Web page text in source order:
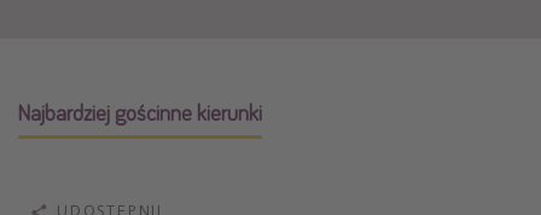
Noclegi z prywatnym jacuzzi w pokoju/na tarasie
Najbardziej gościnne kierunki